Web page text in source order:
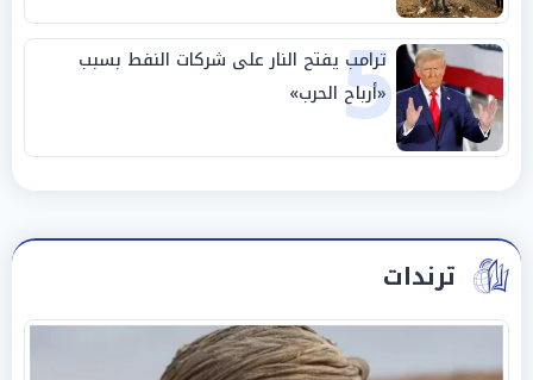
5
ترامب يفتح النار على شركات النفط بسبب
«أرباح الحرب»
ترندات